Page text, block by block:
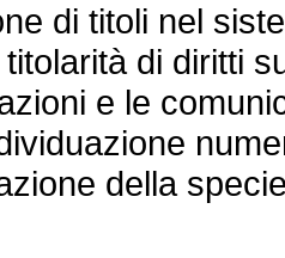
di titoli nel
di diritti
e le
della